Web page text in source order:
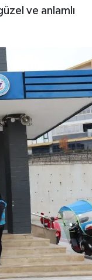
ve anlamlı